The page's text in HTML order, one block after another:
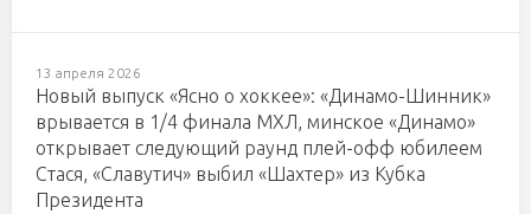
13 апреля 2026
Новый выпуск «Ясно о хоккее»: «Динамо-Шинник»
врывается в 1/4 финала МХЛ, минское «Динамо»
открывает следующий раунд плей-офф юбилеем
Стася, «Славутич» выбил «Шахтер» из Кубка
Президента